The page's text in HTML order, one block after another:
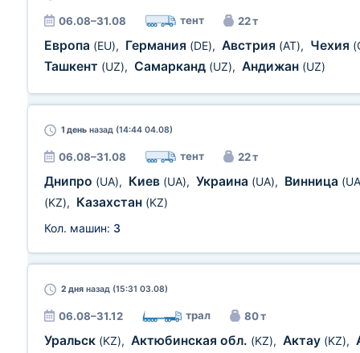
06.08–31.08 тент 22 т
Европа (EU), Германия (DE), Австрия (AT), Чехия
Ташкент (UZ), Самарканд (UZ), Андижан (UZ)
1 день назад (14:44 04.08)
06.08–31.08 тент 22 т
Днипро (UA), Киев (UA), Украина (UA), Винница
(KZ), Казахстан (KZ)
Кол. машин: 3
2 дня назад (15:31 03.08)
06.08–31.12 трал 80 т
Уральск (KZ), Актюбинская обл. (KZ), Актау (KZ),